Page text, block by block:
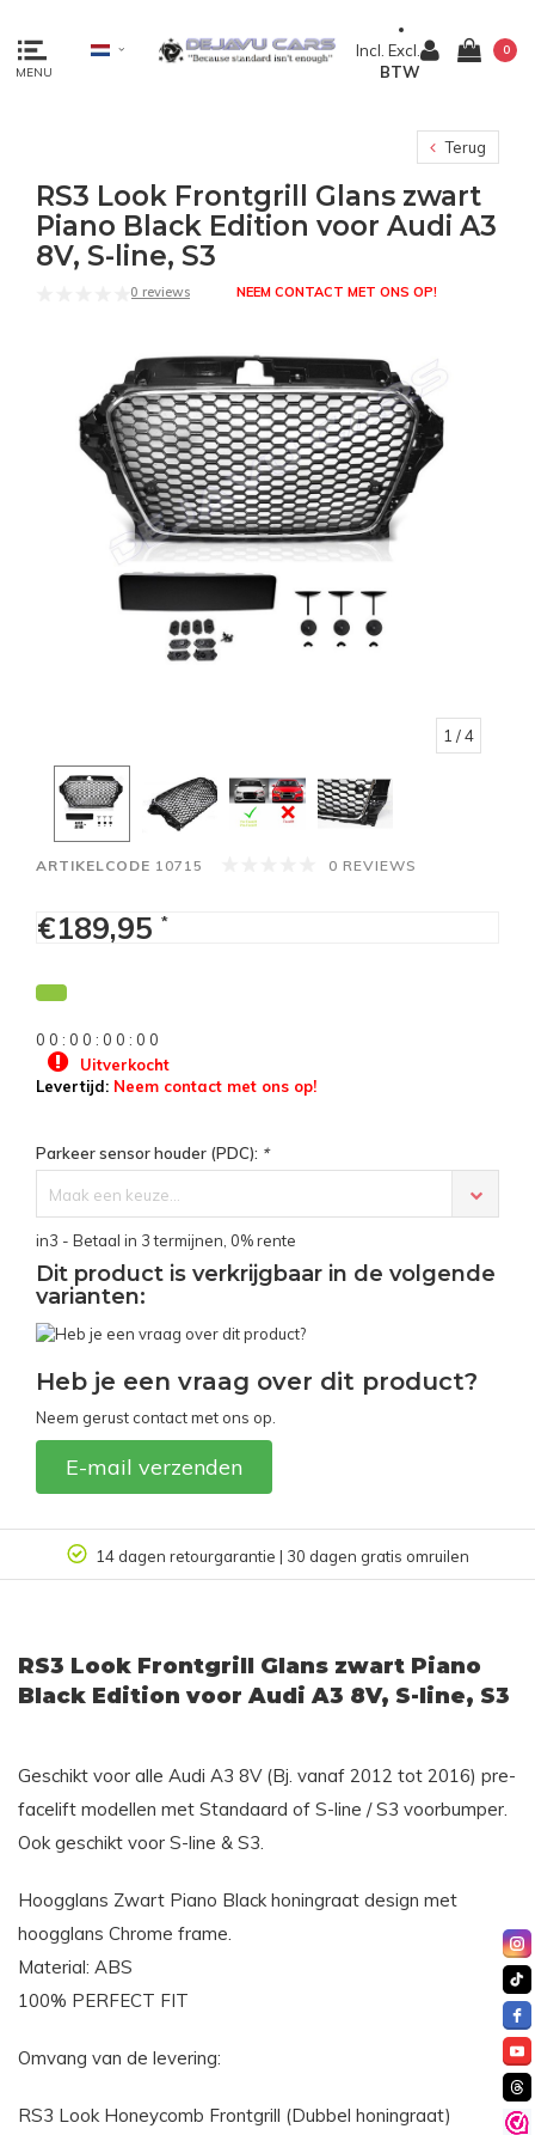
MENU
Incl. Excl.
BTW
0
Terug
RS3 Look Frontgrill Glans zwart
Piano Black Edition voor Audi A3
8V, S-line, S3
0 reviews NEEM CONTACT MET ONS OP!
1 / 4
ARTIKELCODE 10715 0 REVIEWS
€189,95 *
0 0 : 0 0 : 0 0 : 0 0
Uitverkocht
Levertijd: Neem contact met ons op!
Parkeer sensor houder (PDC): *
Maak een keuze...
in3 - Betaal in 3 termijnen, 0% rente
Dit product is verkrijgbaar in de volgende
varianten:
Heb je een vraag over dit product?
Neem gerust contact met ons op.
E-mail verzenden
14 dagen retourgarantie | 30 dagen gratis omruilen
RS3 Look Frontgrill Glans zwart Piano
Black Edition voor Audi A3 8V, S-line, S3
Geschikt voor alle Audi A3 8V (Bj. vanaf 2012 tot 2016) pre-
facelift modellen met Standaard of S-line / S3 voorbumper.
Ook geschikt voor S-line & S3.
Hoogglans Zwart Piano Black honingraat design met
hoogglans Chrome frame.
Material: ABS
100% PERFECT FIT
Omvang van de levering:
RS3 Look Honeycomb Frontgrill (Dubbel honingraat)